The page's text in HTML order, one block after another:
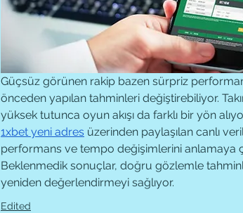
Güçsüz görünen rakip bazen sürpriz
önceden yapılan tahminleri değiştirebiliyor.
1xbet yeni adres üzerinden paylaşılan canlı
performans ve tempo değişimlerini anlamaya
Beklenmedik sonuçlar, doğru gözlemle
yeniden değerlendirmeyi sağlıyor.
Edited